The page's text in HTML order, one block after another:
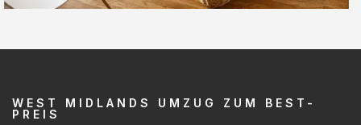
WEST MIDLANDS UMZUG ZUM BEST-
PREIS